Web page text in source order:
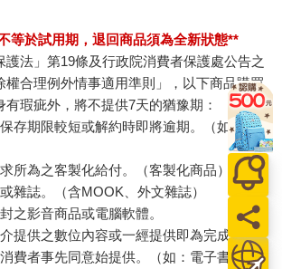
等於試用期，退回商品須為全新狀態**
護法」第19條及行政院消費者保護處公告之
權合理例外情事適用準則」，以下商品購買
有瑕疵外，將不提供7天的猶豫期：
存期限較短或解約時即將逾期。（如：生
所為之客製化給付。（客製化商品）
雜誌。（含MOOK、外文雜誌）
之影音商品或電腦軟體。
提供之數位內容或一經提供即為完成之線
消費者事先同意始提供。（如：電子書、電